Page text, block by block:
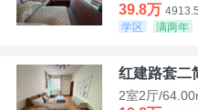
39.8万
学区
满两年
红建路套二
2室2厅/